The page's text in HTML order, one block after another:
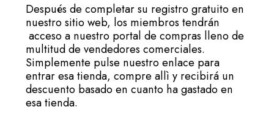
Después de completar su registro gratuito en
nuestro sitio web, los miembros tendrán
acceso a nuestro portal de compras lleno de
multitud de vendedores comerciales.
Simplemente pulse nuestro enlace para
entrar esa tienda, compre allì y recibirá un
descuento basado en cuanto ha gastado en
esa tienda.